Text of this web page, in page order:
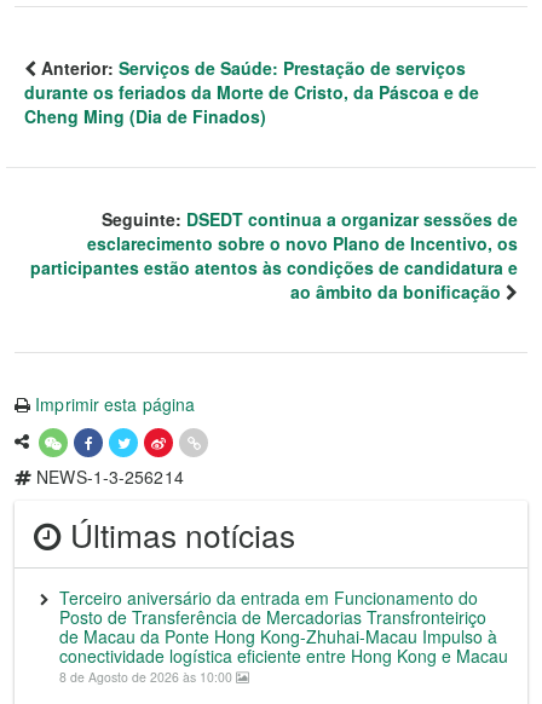
Anterior: Serviços de Saúde: Prestação de serviços
durante os feriados da Morte de Cristo, da Páscoa e de
Cheng Ming (Dia de Finados)
Seguinte: DSEDT continua a organizar sessões de
esclarecimento sobre o novo Plano de Incentivo, os
participantes estão atentos às condições de candidatura e
ao âmbito da bonificação
Imprimir esta página
NEWS-1-3-256214
Últimas notícias
Terceiro aniversário da entrada em Funcionamento do
Posto de Transferência de Mercadorias Transfronteiriço
de Macau da Ponte Hong Kong-Zhuhai-Macau Impulso à
conectividade logística eficiente entre Hong Kong e Macau
8 de Agosto de 2026 às 10:00